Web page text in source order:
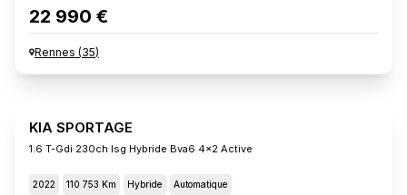
22 990 €
Rennes (35)
KIA SPORTAGE
1.6 T-Gdi 230ch Isg Hybride Bva6 4x2 Active
2022 110 753 Km Hybride Automatique